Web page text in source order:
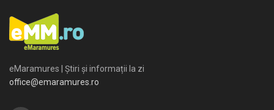
eMaramures | Știri și informații la zi
office@emaramures.ro